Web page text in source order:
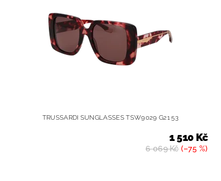
TRUSSARDI SUNGLASSES TSW9029 G21 53
6 069 Kč(–75 %)
1 510 Kč